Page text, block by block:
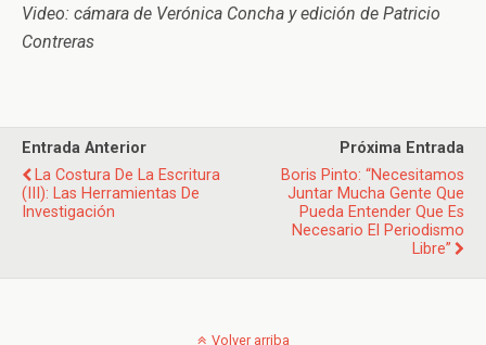
Video: cámara de Verónica Concha y edición de Patricio
Contreras
Entrada Anterior
La Costura De La Escritura
(III): Las Herramientas De
Investigación
Próxima Entrada
Boris Pinto: “Necesitamos
Juntar Mucha Gente Que
Pueda Entender Que Es
Necesario El Periodismo
Libre”
Volver arriba